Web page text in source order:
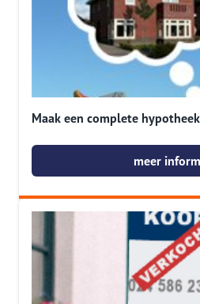
Maak een complete
meer